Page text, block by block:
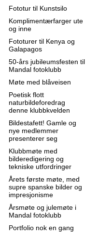
Fototur til Kunstsilo
Komplimentærfarger ute
og inne
Fototurer til Kenya og
Galapagos
50-års jubileumsfesten til
Mandal fotoklubb
Møte med blåveisen
Poetisk flott
naturbildeforedrag
denne klubbkvelden
Bildestafett! Gamle og
nye medlemmer
presenterer seg
Klubbmøte med
bilderedigering og
tekniske utfordringer
Årets første møte, med
supre spanske bilder og
impresjonisme
Årsmøte og julemøte i
Mandal fotoklubb
Portfolio nok en gang